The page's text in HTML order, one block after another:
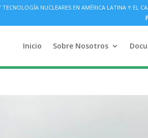
NUCLEARES EN AMÉRICA LATINA Y EL
Inicio Sobre Nosotros